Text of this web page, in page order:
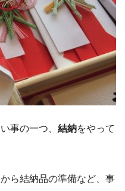
事の一つ、 結納をやって
ら結納品の準備など、事